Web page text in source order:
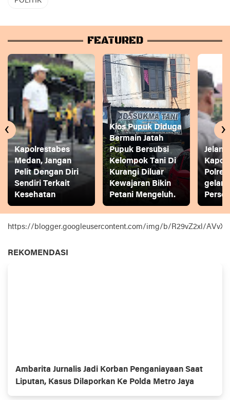
FEATURED
Kapolrestabes
Medan, Jangan
Pelit Dengan Diri
Sendiri Terkait
Kesehatan
Kios Pupuk Diduga
Bermain Jatah
Pupuk Bersubsi
Kelompok Tani Di
Kurangi Diluar
Kewajaran Bikin
Petani Mengeluh.
gelar
‹ ›
https://blogger.googleusercontent.com/img/b/R29vZ2xl/
REKOMENDASI
Ambarita Jurnalis Jadi Korban Penganiayaan Saat
Liputan, Kasus Dilaporkan Ke Polda Metro Jaya